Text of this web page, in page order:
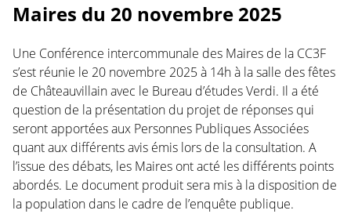
Maires du 20 novembre 2025
Une Conférence intercommunale des Maires de la CC3F
s’est réunie le 20 novembre 2025 à 14h à la salle des fêtes
de Châteauvillain avec le Bureau d’études Verdi. Il a été
question de la présentation du projet de réponses qui
seront apportées aux Personnes Publiques Associées
quant aux différents avis émis lors de la consultation. A
l’issue des débats, les Maires ont acté les différents points
abordés. Le document produit sera mis à la disposition de
la population dans le cadre de l’enquête publique.